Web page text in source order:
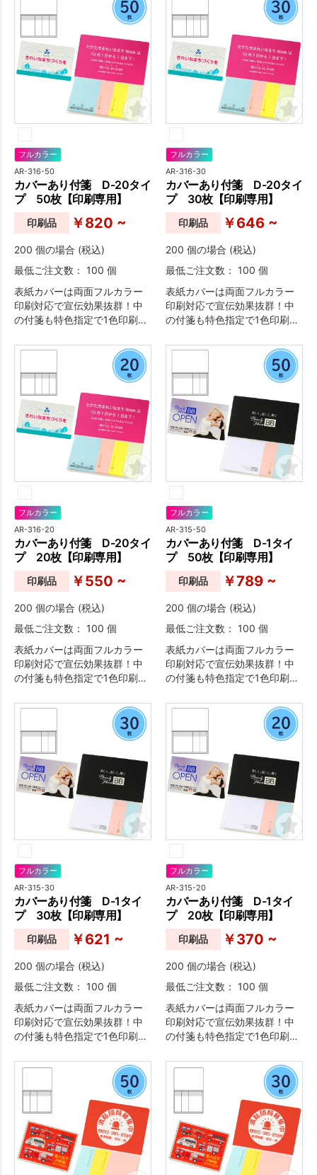
フルカラー
AR-316-50
カバーあり付箋 D-20タイ
プ 50枚【印刷専用】
印刷品 ￥820 ~
200 個の場合 (税込)
最低ご注文数： 100 個
表紙カバーは両面フルカラー
印刷対応で宣伝効果抜群！中
の付箋も特色指定で1色印刷が
溢れる付箋が作成できます。
フルカラー
AR-316-30
カバーあり付箋 D-20タイ
プ 30枚【印刷専用】
印刷品 ￥646 ~
200 個の場合 (税込)
最低ご注文数： 100 個
表紙カバーは両面フルカラー
印刷対応で宣伝効果抜群！中
の付箋も特色指定で1色印刷が
溢れる付箋が作成できます。
フルカラー
AR-316-20
カバーあり付箋 D-20タイ
プ 20枚【印刷専用】
印刷品 ￥550 ~
200 個の場合 (税込)
最低ご注文数： 100 個
表紙カバーは両面フルカラー
印刷対応で宣伝効果抜群！中
の付箋も特色指定で1色印刷が
溢れる付箋が作成できます。
フルカラー
AR-315-50
カバーあり付箋 D-1タイ
プ 50枚【印刷専用】
印刷品 ￥789 ~
200 個の場合 (税込)
最低ご注文数： 100 個
表紙カバーは両面フルカラー
印刷対応で宣伝効果抜群！中
の付箋も特色指定で1色印刷が
溢れる付箋が作成できます。
フルカラー
AR-315-30
カバーあり付箋 D-1タイ
プ 30枚【印刷専用】
印刷品 ￥621 ~
200 個の場合 (税込)
最低ご注文数： 100 個
表紙カバーは両面フルカラー
印刷対応で宣伝効果抜群！中
の付箋も特色指定で1色印刷が
溢れる付箋が作成できます。
フルカラー
AR-315-20
カバーあり付箋 D-1タイ
プ 20枚【印刷専用】
印刷品 ￥370 ~
200 個の場合 (税込)
最低ご注文数： 100 個
表紙カバーは両面フルカラー
印刷対応で宣伝効果抜群！中
の付箋も特色指定で1色印刷が
溢れる付箋が作成できます。